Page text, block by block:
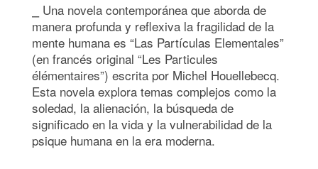
⎯ Una novela contemporánea que aborda de
manera profunda y reflexiva la fragilidad de la
mente humana es “Las Partículas Elementales”
(en francés original “Les Particules
élémentaires”) escrita por Michel Houellebecq.
Esta novela explora temas complejos como la
soledad, la alienación, la búsqueda de
significado en la vida y la vulnerabilidad de la
psique humana en la era moderna.